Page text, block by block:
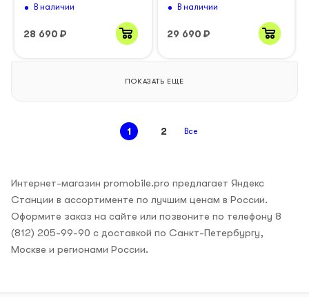
(YNDX-00053Z)
В наличии
28 690 ₽
(YNDX-00053E)
В наличии
29 690 ₽
ПОКАЗАТЬ ЕЩЕ
1 2 Все
Интернет-магазин promobile.pro предлагает Яндекс
Станции в ассортименте по лучшим ценам в России.
Оформите заказ на сайте или позвоните по телефону 8
(812) 205-99-90 с доставкой по Санкт-Петербургу,
Москве и регионами России.